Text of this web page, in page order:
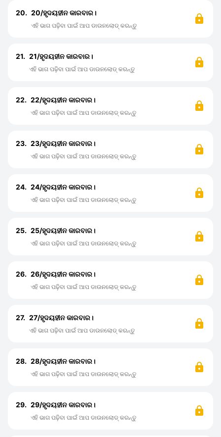
20. 20/ହୃଦୟହୀନ କାରବାର।
ଏହି ଭାଗ ପଢ଼ିବା ପାଇଁ ଆପ ଡାଉନଲୋଡ୍ କରନ୍ତୁ
21. 21/ହୃଦୟହୀନ କାରବାର।
ଏହି ଭାଗ ପଢ଼ିବା ପାଇଁ ଆପ ଡାଉନଲୋଡ୍ କରନ୍ତୁ
22. 22/ହୃଦୟହୀନ କାରବାର।
ଏହି ଭାଗ ପଢ଼ିବା ପାଇଁ ଆପ ଡାଉନଲୋଡ୍ କରନ୍ତୁ
23. 23/ହୃଦୟହୀନ କାରବାର।
ଏହି ଭାଗ ପଢ଼ିବା ପାଇଁ ଆପ ଡାଉନଲୋଡ୍ କରନ୍ତୁ
24. 24/ହୃଦୟହୀନ କାରବାର।
ଏହି ଭାଗ ପଢ଼ିବା ପାଇଁ ଆପ ଡାଉନଲୋଡ୍ କରନ୍ତୁ
25. 25/ହୃଦୟହୀନ କାରବାର।
ଏହି ଭାଗ ପଢ଼ିବା ପାଇଁ ଆପ ଡାଉନଲୋଡ୍ କରନ୍ତୁ
26. 26/ହୃଦୟହୀନ କାରବାର।
ଏହି ଭାଗ ପଢ଼ିବା ପାଇଁ ଆପ ଡାଉନଲୋଡ୍ କରନ୍ତୁ
27. 27/ହୃଦୟହୀନ କାରବାର।
ଏହି ଭାଗ ପଢ଼ିବା ପାଇଁ ଆପ ଡାଉନଲୋଡ୍ କରନ୍ତୁ
28. 28/ହୃଦୟହୀନ କାରବାର।
ଏହି ଭାଗ ପଢ଼ିବା ପାଇଁ ଆପ ଡାଉନଲୋଡ୍ କରନ୍ତୁ
29. 29/ହୃଦୟହୀନ କାରବାର।
ଏହି ଭାଗ ପଢ଼ିବା ପାଇଁ ଆପ ଡାଉନଲୋଡ୍ କରନ୍ତୁ